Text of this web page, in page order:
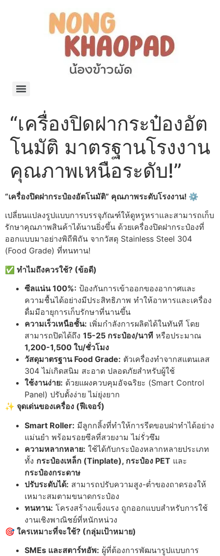
“เครื่องปิดฝากระป๋องอัต
โนมัติ มาตรฐานโรงงาน
คุณภาพเหนือระดับ!”
“เครื่องปิดฝากระป๋องอัตโนมัติ” คุณภาพระดับโรงงาน! ⚙️
เปลี่ยนแปลงรูปแบบการบรรจุภัณฑ์ให้ดูหรูหราและสามารถเก็บ
รักษาคุณภาพสินค้าได้นานยิ่งขึ้น ด้วยเครื่องปิดฝากระป๋องที่
ออกแบบมาอย่างพิถีพิถัน จากวัสดุ Stainless Steel 304
(Food Grade) ที่ทนทาน!
✅ ทำไมถึงควรใช้? (ข้อดี)
ซีลแน่น 100%: ป้องกันการเข้าออกของอากาศและ
ความชื้นได้อย่างมีประสิทธิภาพ ทำให้อาหารและเครื่อง
ดื่มมีอายุการเก็บรักษาที่นานขึ้น
ความเร็วเหนือชั้น: เพิ่มกำลังการผลิตได้ในทันที โดย
สามารถปิดได้ถึง 15-25 กระป๋อง/นาที หรือประมาณ
1,200-1,500 ใบ/ชั่วโมง
วัสดุมาตรฐาน Food Grade: ตัวเครื่องทำจากสแตนเลส
304 ไม่เกิดสนิม สะอาด ปลอดภัยสำหรับผู้ใช้
ใช้งานง่าย: ด้วยแผงควบคุมอัจฉริยะ (Smart Control
Panel) ปรับตั้งง่าย ไม่ยุ่งยาก
✨ จุดเด่นของเครื่อง (ฟีเจอร์)
Smart Roller: มีลูกกลิ้งที่ทำให้การรีดขอบฝาทำได้อย่าง
แม่นยำ พร้อมรอยซีลที่สวยงาม ไม่รั่วซึม
ความหลากหลาย: ใช้ได้กับกระป๋องหลากหลายประเภท
ทั้ง กระป๋องเหล็ก (Tinplate), กระป๋อง PET และ
กระป๋องกระดาษ
ปรับระดับได้: สามารถปรับความสูง-ต่ำของถาดรองให้
เหมาะสมตามขนาดกระป๋อง
ทนทาน: โครงสร้างแข็งแรง ถูกออกแบบสำหรับการใช้
งานเชิงพาณิชย์ที่หนักหน่วง
🎯 ใครเหมาะที่จะใช้? (กลุ่มเป้าหมาย)
SMEs และสตาร์ทอัพ: ผู้ที่ต้องการพัฒนารูปแบบการ